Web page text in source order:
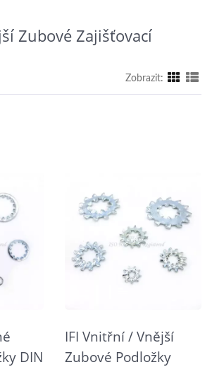
Zubové Zajišťovací
Zobrazit:
DIN
IFI Vnitřní / Vnější
Zubové Podložky